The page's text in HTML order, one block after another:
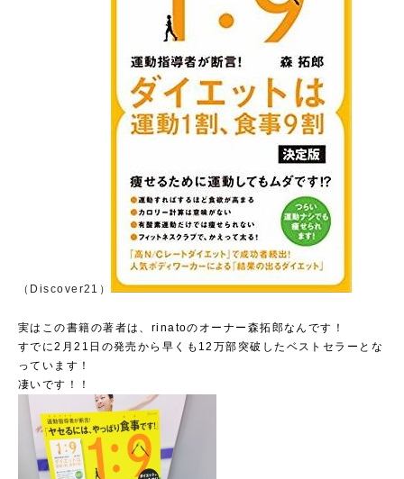
（Discover21）
実はこの書籍の著者は、rinatoのオーナー森拓郎なんです！
すでに2月21日の発売から早くも12万部突破したベストセラーとな
っています！
凄いです！！